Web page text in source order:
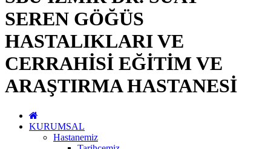
SEREN GÖĞÜS
HASTALIKLARI VE
CERRAHİSİ EĞİTİM VE
ARAŞTIRMA HASTANESİ
KURUMSAL
Hastanemiz